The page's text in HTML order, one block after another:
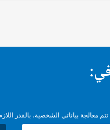
معالجة بياناتي الشخصية، بالقدر